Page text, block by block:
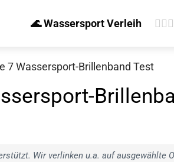
🌊 Wassersport Verleih
7 Wassersport-Brillenband Test
Wir verlinken u.a. auf ausgewählte